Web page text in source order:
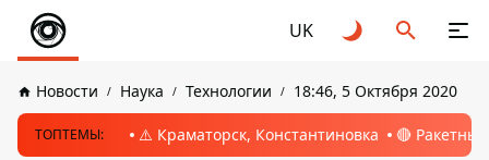
UK
Новости Наука Технологии 18:46, 5 Октября 2020
ТОПТЕМЫ: ⚠️ Краматорск, Константиновка 🔴